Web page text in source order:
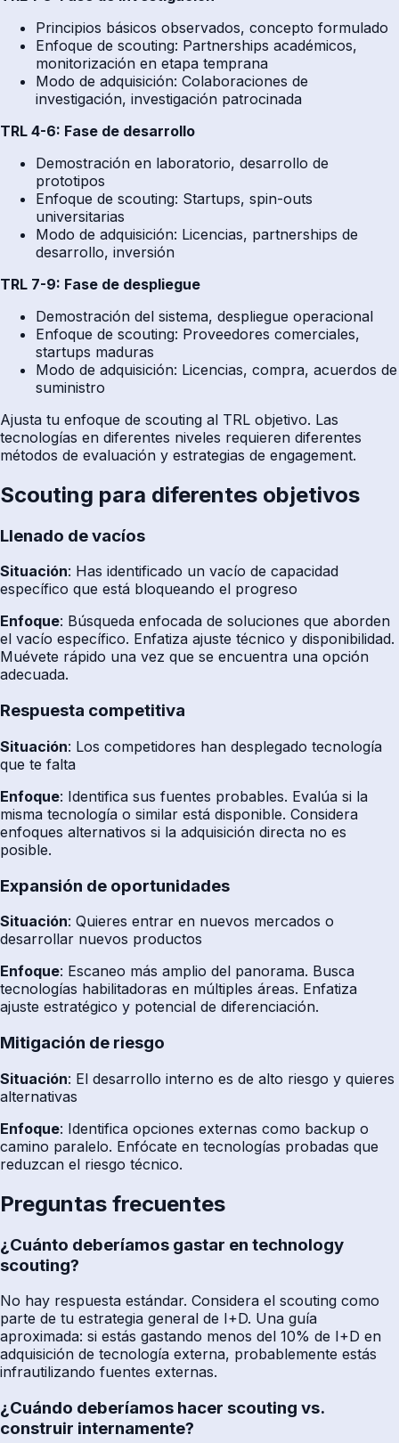
Principios básicos observados, concepto formulado
Enfoque de scouting: Partnerships académicos,
monitorización en etapa temprana
Modo de adquisición: Colaboraciones de
investigación, investigación patrocinada
TRL 4-6: Fase de desarrollo
Demostración en laboratorio, desarrollo de
prototipos
Enfoque de scouting: Startups, spin-outs
universitarias
Modo de adquisición: Licencias, partnerships de
desarrollo, inversión
TRL 7-9: Fase de despliegue
Demostración del sistema, despliegue operacional
Enfoque de scouting: Proveedores comerciales,
startups maduras
Modo de adquisición: Licencias, compra, acuerdos de
suministro
Ajusta tu enfoque de scouting al TRL objetivo. Las
tecnologías en diferentes niveles requieren diferentes
métodos de evaluación y estrategias de engagement.
Scouting para diferentes objetivos
Llenado de vacíos
Situación: Has identificado un vacío de capacidad
específico que está bloqueando el progreso
Enfoque: Búsqueda enfocada de soluciones que aborden
el vacío específico. Enfatiza ajuste técnico y disponibilidad.
Muévete rápido una vez que se encuentra una opción
adecuada.
Respuesta competitiva
Situación: Los competidores han desplegado tecnología
que te falta
Enfoque: Identifica sus fuentes probables. Evalúa si la
misma tecnología o similar está disponible. Considera
enfoques alternativos si la adquisición directa no es
posible.
Expansión de oportunidades
Situación: Quieres entrar en nuevos mercados o
desarrollar nuevos productos
Enfoque: Escaneo más amplio del panorama. Busca
tecnologías habilitadoras en múltiples áreas. Enfatiza
ajuste estratégico y potencial de diferenciación.
Mitigación de riesgo
Situación: El desarrollo interno es de alto riesgo y quieres
alternativas
Enfoque: Identifica opciones externas como backup o
camino paralelo. Enfócate en tecnologías probadas que
reduzcan el riesgo técnico.
Preguntas frecuentes
¿Cuánto deberíamos gastar en technology
scouting?
No hay respuesta estándar. Considera el scouting como
parte de tu estrategia general de I+D. Una guía
aproximada: si estás gastando menos del 10% de I+D en
adquisición de tecnología externa, probablemente estás
infrautilizando fuentes externas.
¿Cuándo deberíamos hacer scouting vs.
construir internamente?